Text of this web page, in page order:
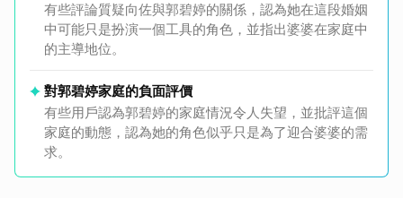
有些評論質疑向佐與郭碧婷的關係，認為她在這段婚姻
中可能只是扮演一個工具的角色，並指出婆婆在家庭中
的主導地位。
對郭碧婷家庭的負面評價
有些用戶認為郭碧婷的家庭情況令人失望，並批評這個
家庭的動態，認為她的角色似乎只是為了迎合婆婆的需
求。